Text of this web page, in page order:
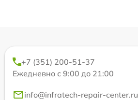
+7 (351) 200-51-37
Ежедневно с 9:00 до 21:00
info@infratech-repair-center.ru